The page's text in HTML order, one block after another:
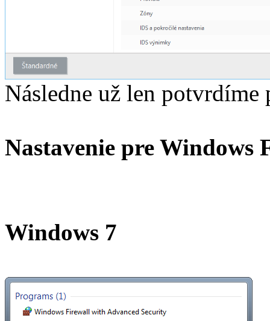
Následne už len
Nastavenie pre Windows
Windows 7